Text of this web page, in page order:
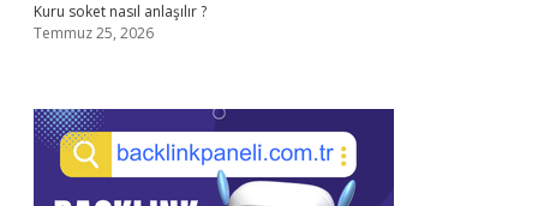
Kuru soket nasıl anlaşılır ?
Temmuz 25, 2026